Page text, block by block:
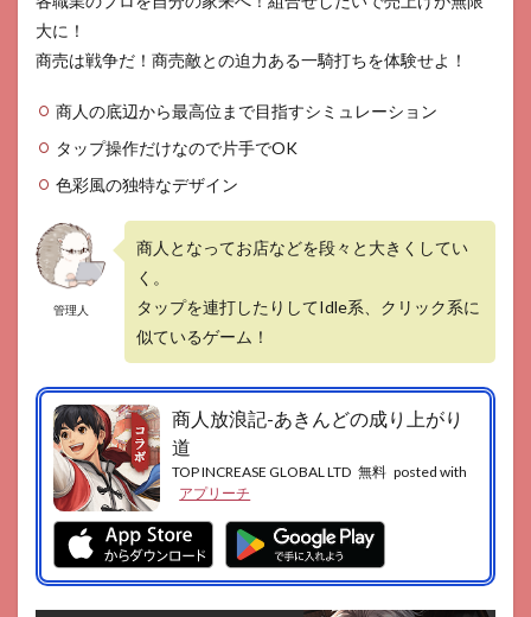
ら大
きく
4.2
テン
多彩
4.3
てい
けば
放置
でも
楽し
まと
め
5.1
GOOD
ポイン
ト
5.2
大に！
商売は戦争だ！商売敵との迫力ある一騎打ちを体験せよ！
商人の底辺から最高位まで目指すシミュレーション
タップ操作だけなので片手でOK
色彩風の独特なデザイン
管理人
商人となってお店などを段々と大きくしてい
く。
タップを連打したりしてIdle系、クリック系に
似ているゲーム！
商人放浪記-あきんどの成り上がり
道
TOP INCREASE GLOBAL LTD 無料 posted with
アプリーチ